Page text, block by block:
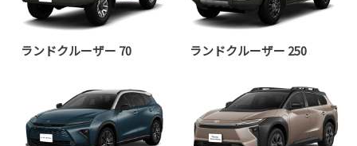
ランドクルーザー 70 ランドクルーザー 250